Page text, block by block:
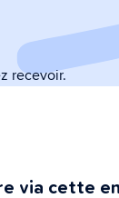
recevoir.
via cette